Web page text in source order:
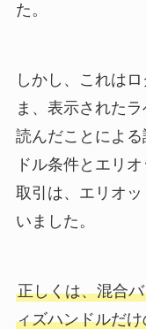
た。
しかし、これは
ま、表示された
読んだことによ
ドル条件とエリ
取引は、エリオ
いました。
正しくは、混合
ィズハンドルだ